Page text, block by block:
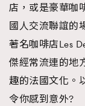
店，或是豪華咖
國人交流聯誼的
著名咖啡店Les
傑經常流連的地
趣的法國文化。
令你感到意外?